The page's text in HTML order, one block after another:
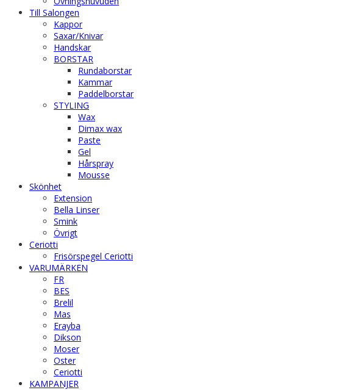
Till Salongen
Kappor
Saxar/Knivar
Handskar
BORSTAR
Rundaborstar
Kammar
Paddelborstar
STYLING
Wax
Dimax wax
Paste
Gel
Hårspray
Mousse
Skönhet
Extension
Bella Linser
Smink
Övrigt
Ceriotti
Frisörspegel Ceriotti
VARUMÄRKEN
FR
BES
Brelil
Mas
Erayba
Dikson
Moser
Oster
Ceriotti
KAMPANJER